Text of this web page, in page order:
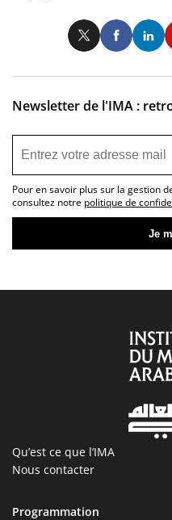
Newsletter de l'IMA :
Pour en savoir plus sur la gestion
consultez notre politique de
Qu’est ce que l’IMA
Nous contacter
Programmation